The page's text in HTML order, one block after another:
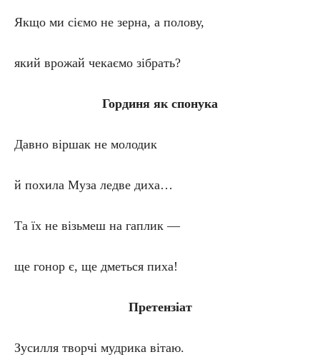
Якщо ми сіємо не зерна, а полову,
який врожай чекаємо зібрать?
Гординя як спонука
Давно віршак не молодик
й похила Муза ледве диха…
Та їх не візьмеш на гаплик —
ще гонор є, ще дметься пиха!
Претензіат
Зусилля творчі мудрика вітаю.